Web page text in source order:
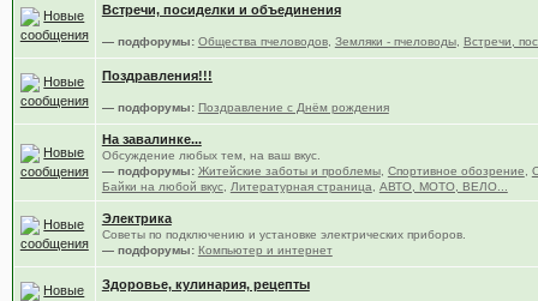
Встречи, посиделки и объединения
— подфорумы: Общества пчеловодов, Земляки - пчеловоды, Встречи,
Поздравления!!!
— подфорумы: Поздравление с Днём рождения
На завалинке...
Обсуждение любых тем, на ваш вкус.
— подфорумы: Житейские заботы и проблемы, Спортивное обозрение
Байки на любой вкус, Литературная страница АВТО, МОТО, ВЕЛО...
Электрика
Советы по подключению и установке электрических приборов.
— подфорумы: Компьютер и интернет
Здоровье, кулинария, рецепты